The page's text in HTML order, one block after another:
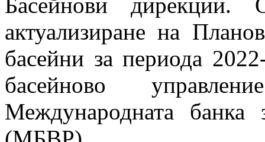
актуализиране на
басейни за периода
басейново
Международната банка